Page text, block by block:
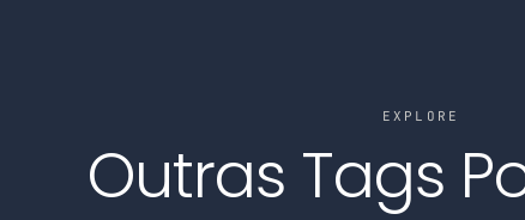
EXPLORE
Outras Tags